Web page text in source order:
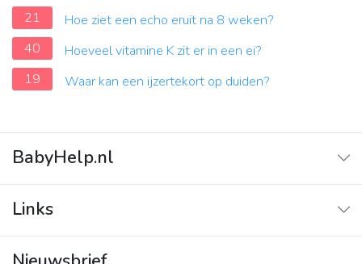
21
Hoe ziet een echo eruit na 8 weken?
40
Hoeveel vitamine K zit er in een ei?
19
Waar kan een ijzertekort op duiden?
BabyHelp.nl
Vraag & Antwoord
Links